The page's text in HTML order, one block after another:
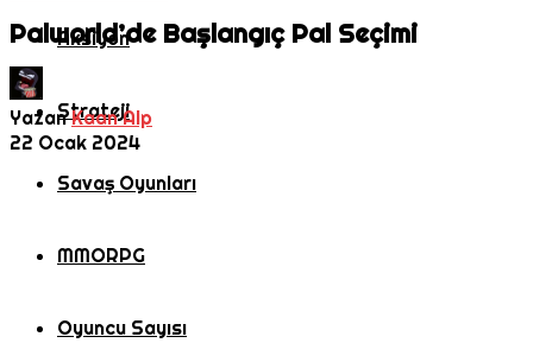
Aksiyon
Strateji
Savaş Oyunları
MMORPG
Oyuncu Sayısı
Palworld’de Başlangıç Pal Seçimi
YazanKaan Alp
22 Ocak 2024